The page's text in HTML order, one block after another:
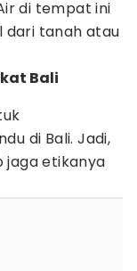
di tempat ini
dari tanah atau
Bali
di Bali. Jadi,
jaga etikanya